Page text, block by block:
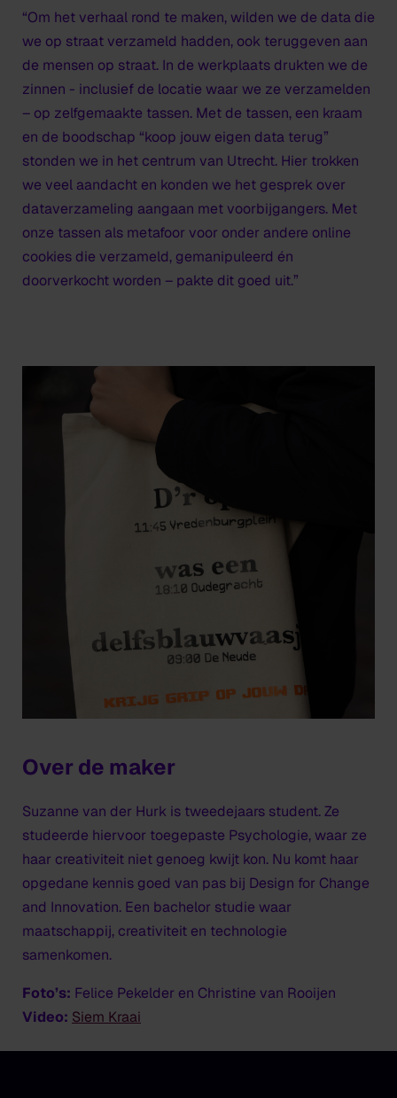
“Om het verhaal rond te maken, wilden we de data die
we op straat verzameld hadden, ook teruggeven aan
de mensen op straat. In de werkplaats drukten we de
zinnen - inclusief de locatie waar we ze verzamelden
– op zelfgemaakte tassen. Met de tassen, een kraam
en de boodschap “koop jouw eigen data terug”
stonden we in het centrum van Utrecht. Hier trokken
we veel aandacht en konden we het gesprek over
dataverzameling aangaan met voorbijgangers. Met
onze tassen als metafoor voor onder andere online
cookies die verzameld, gemanipuleerd én
doorverkocht worden – pakte dit goed uit.”
Over de maker
Suzanne van der Hurk is tweedejaars student. Ze
studeerde hiervoor toegepaste Psychologie, waar ze
haar creativiteit niet genoeg kwijt kon. Nu komt haar
opgedane kennis goed van pas bij Design for Change
and Innovation. Een bachelor studie waar
maatschappij, creativiteit en technologie
samenkomen.
Foto’s: Felice Pekelder en Christine van Rooijen
Video: Siem Kraai